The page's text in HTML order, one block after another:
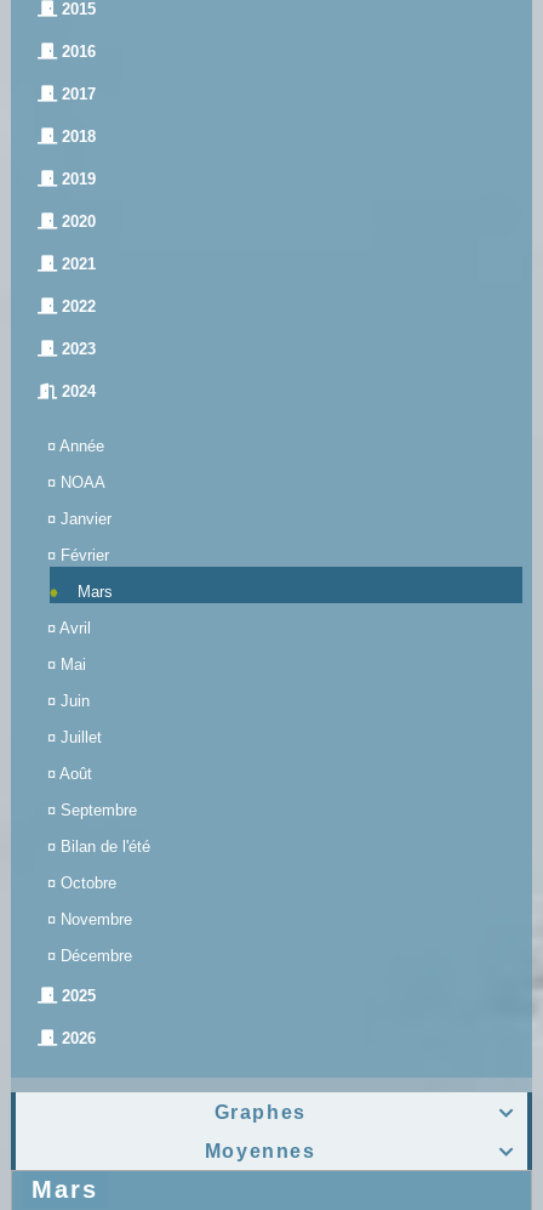
2015
2016
2017
2018
2019
2020
2021
2022
2023
2024
¤ Année
¤ NOAA
¤ Janvier
¤ Février
Mars
¤ Avril
¤ Mai
¤ Juin
¤ Juillet
¤ Août
¤ Septembre
¤ Bilan de l'été
¤ Octobre
¤ Novembre
¤ Décembre
2025
2026

Graphes

Moyennes
Mars